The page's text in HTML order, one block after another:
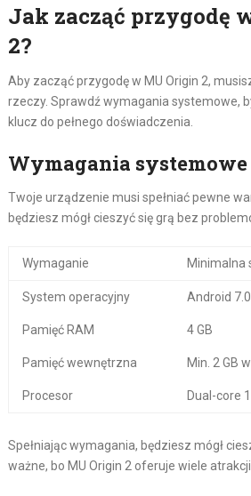
Jak zacząć przygodę
2?
Aby zacząć przygodę w MU Origin 2,
rzeczy. Sprawdź wymagania systemowe,
klucz do pełnego doświadczenia.
Wymagania systemowe
Twoje urządzenie musi spełniać pewne
będziesz mógł cieszyć się grą bez
Wymaganie Minimalna
System operacyjny Android
Pamięć RAM 4 GB
Pamięć wewnętrzna Min. 2 GB
Procesor Dual-core
Spełniając wymagania, będziesz mógł
ważne, bo MU Origin 2 oferuje wiele atrakcji